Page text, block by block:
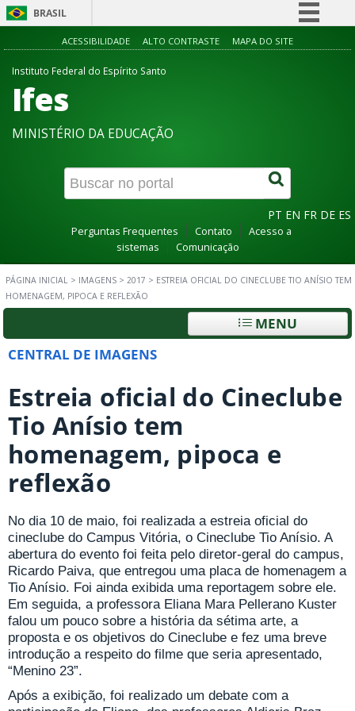
BRASIL
Simplifique!
Canais
ACESSIBILIDADE ALTO CONTRASTE MAPA DO SITE
Instituto Federal do Espírito Santo
Ifes
MINISTÉRIO DA EDUCAÇÃO
PT EN FR DE ES
Perguntas Frequentes Contato
Acesso a
sistemas
Comunicação
PÁGINA INICIAL > IMAGENS > 2017 > ESTREIA OFICIAL DO CINECLUBE TIO ANÍSIO TEM
HOMENAGEM, PIPOCA E REFLEXÃO
MENU
CENTRAL DE IMAGENS
Estreia oficial do Cineclube
Tio Anísio tem
homenagem, pipoca e
reflexão
No dia 10 de maio, foi realizada a estreia oficial do
cineclube do Campus Vitória, o Cineclube Tio Anísio. A
abertura do evento foi feita pelo diretor-geral do campus,
Ricardo Paiva, que entregou uma placa de homenagem a
Tio Anísio. Foi ainda exibida uma reportagem sobre ele.
Em seguida, a professora Eliana Mara Pellerano Kuster
falou um pouco sobre a história da sétima arte, a
proposta e os objetivos do Cineclube e fez uma breve
introdução a respeito do filme que seria apresentado,
“Menino 23”.
Após a exibição, foi realizado um debate com a